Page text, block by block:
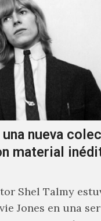
nueva
material
Shel Talmy
Jones en una